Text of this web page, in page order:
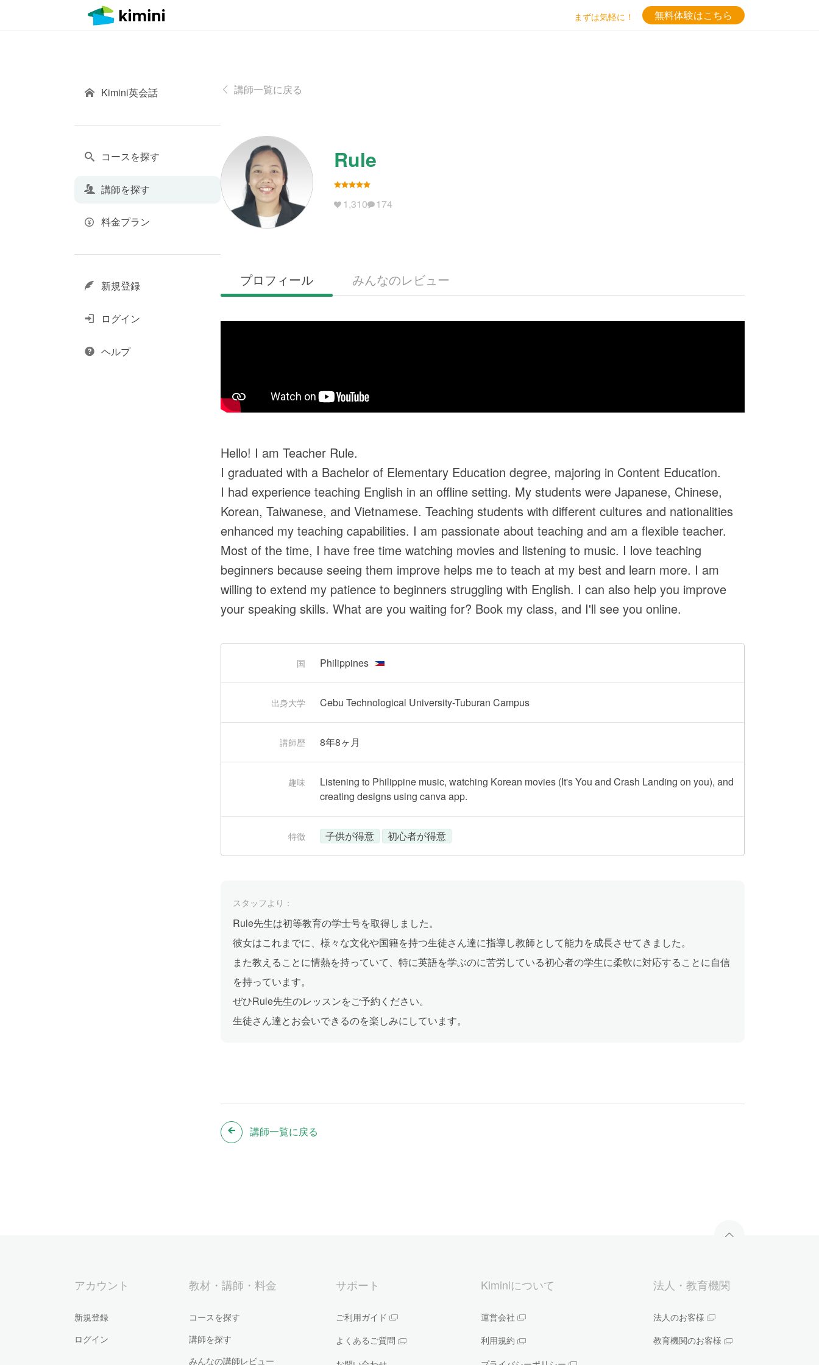
まずは気軽に！ 無料体験はこちら
講師一覧に戻る
Rule
1,310 174
プロフィール みんなのレビュー
Hello! I am Teacher Rule.
I graduated with a Bachelor of Elementary Education degree, majoring in Content Education.
I had experience teaching English in an offline setting. My students were Japanese, Chinese,
Korean, Taiwanese, and Vietnamese. Teaching students with different cultures and nationalities
enhanced my teaching capabilities. I am passionate about teaching and am a flexible teacher.
Most of the time, I have free time watching movies and listening to music. I love teaching
beginners because seeing them improve helps me to teach at my best and learn more. I am
willing to extend my patience to beginners struggling with English. I can also help you improve
your speaking skills. What are you waiting for? Book my class, and I'll see you online.
国 Philippines
出身大学 Cebu Technological University-Tuburan Campus
講師歴 8年8ヶ月
趣味
Listening to Philippine music, watching Korean movies (It's You and Crash Landing on you), and
creating designs using canva app.
特徴 子供が得意 初心者が得意
スタッフより：
Rule先生は初等教育の学士号を取得しました。
彼女はこれまでに、様々な文化や国籍を持つ生徒さん達に指導し教師として能力を成長させてきました。
また教えることに情熱を持っていて、特に英語を学ぶのに苦労している初心者の学生に柔軟に対応することに自信
を持っています。
ぜひRule先生のレッスンをご予約ください。
生徒さん達とお会いできるのを楽しみにしています。
講師一覧に戻る
Kimini英会話
コースを探す
講師を探す
料金プラン
新規登録
ログイン
ヘルプ
アカウント
新規登録
ログイン
教材・講師・料金
コースを探す
講師を探す
みんなの講師レビュー
サポート
ご利用ガイド
よくあるご質問
Kiminiについて
運営会社
利用規約
法人・教育機関
法人のお客様
教育機関のお客様